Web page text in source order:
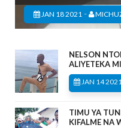
JAN 18 2021 -
NELSON
ALIYETEKA
JAN 14
TIMU YA
KIFALME NA